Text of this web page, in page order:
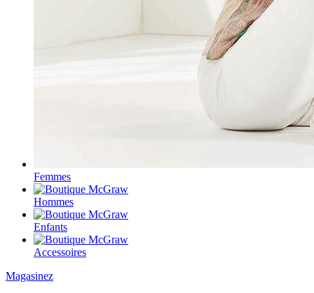
Femmes
Hommes
Enfants
Accessoires
Magasinez